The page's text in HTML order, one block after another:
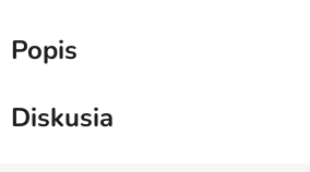
Popis
Diskusia